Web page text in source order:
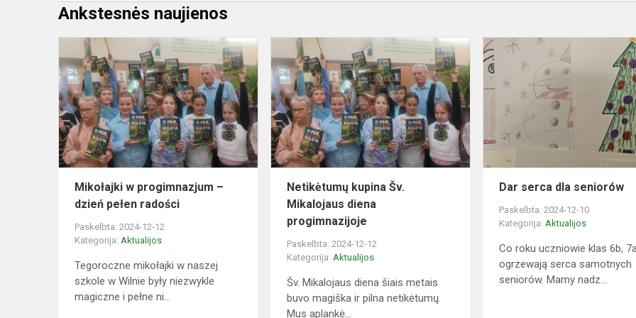
Ankstesnės naujienos
Mikołajki
w
progimnazjum
dzień
pełen
radości
Mikołajki w progimnazjum –
dzień pełen radości
Paskelbta: 2024-12-12
Kategorija: Aktualijos
Tegoroczne mikołajki w naszej
szkole w Wilnie były niezwykle
magiczne i pełne ni...
Netikėtumų
kupina
Šv.
Mikalojaus
diena
progimnazijoje
Netikėtumų kupina Šv.
Mikalojaus diena
progimnazijoje
Paskelbta: 2024-12-12
Kategorija:Aktualijos
Šv. Mikalojaus diena šiais metais
buvo magiška ir pilna netikėtumų.
Mus aplankė...
Dar serca dla seniorów
Paskelbta: 2024-12-10
Kategorija:Aktualijos
Co roku uczniowie klas 6b,
ogrzewają serca samotnych
seniorów. Mamy nadz...